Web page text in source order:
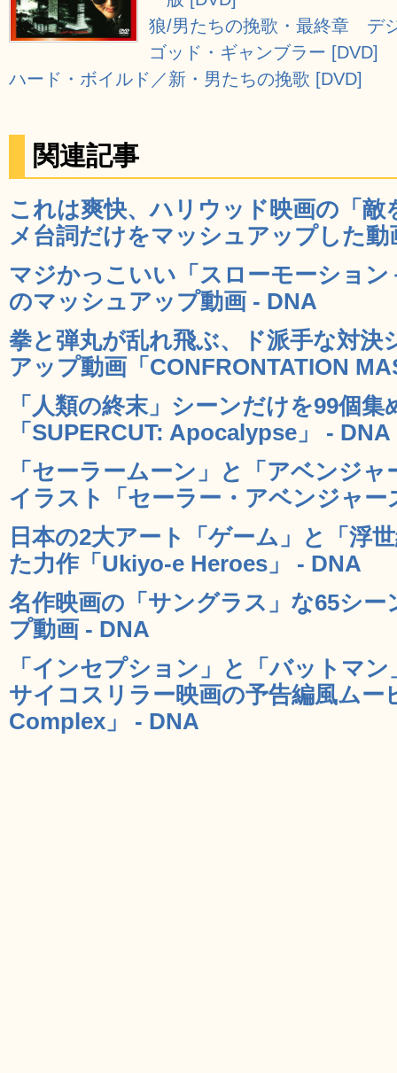
狼/男たちの挽歌・最終章 デ
ゴッド・ギャンブラー [DVD]
ハード・ボイルド／新・男たちの挽歌 [DVD]
関連記事
これは爽快、ハリウッド映画の「
メ台詞だけをマッシュアップした動
マジかっこいい「スローモーショ
のマッシュアップ動画 - DNA
拳と弾丸が乱れ飛ぶ、ド派手な対決
アップ動画「CONFRONTATION
「人類の終末」シーンだけを99個
「SUPERCUT: Apocalypse」 - DNA
「セーラームーン」と「アベンジ
イラスト「セーラー・アベンジャー
日本の2大アート「ゲーム」と「浮
た力作「Ukiyo-e Heroes」 - DNA
名作映画の「サングラス」な65シ
プ動画 - DNA
「インセプション」と「バットマ
サイコスリラー映画の予告編風ムー
Complex」 - DNA